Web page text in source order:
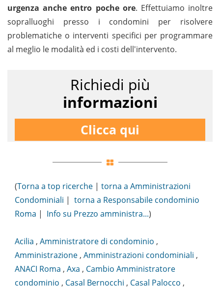
urgenza anche entro poche ore. Effettuiamo inoltre
sopralluoghi presso i condomini per risolvere
problematiche o interventi specifici per programmare
al meglio le modalità ed i costi dell'intervento.
Richiedi più
informazioni
Clicca qui
(Torna a top ricerche | torna a Amministrazioni
Condominiali | torna a Responsabile condominio
Roma | Info su Prezzo amministra...)
Acilia , Amministratore di condominio ,
Amministrazione , Amministrazioni condominiali ,
ANACI Roma , Axa , Cambio Amministratore
condominio , Casal Bernocchi , Casal Palocco ,